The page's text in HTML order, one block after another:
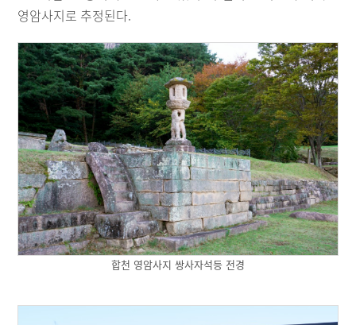
영암사지로 추정된다.
합천 영암사지 쌍사자석등 전경